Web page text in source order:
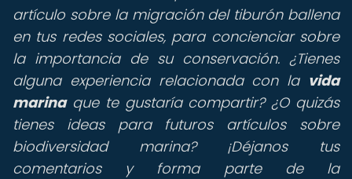
artículo sobre la migración del tiburón ballena
en tus redes sociales, para concienciar sobre
la importancia de su conservación. ¿Tienes
alguna experiencia relacionada con la vida
marinaque te gustaría compartir? ¿O quizás
tienes ideas para futuros artículos sobre
biodiversidad marina? ¡Déjanos tus
comentarios y forma parte de la